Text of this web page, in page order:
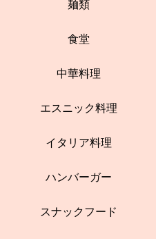
麺類
食堂
中華料理
エスニック料理
イタリア料理
ハンバーガー
スナックフード